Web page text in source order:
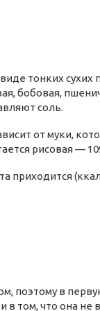
тонких сухих
бобовая,
соль.
от муки,
рисовая —
приходится
поэтому в
том, что она не